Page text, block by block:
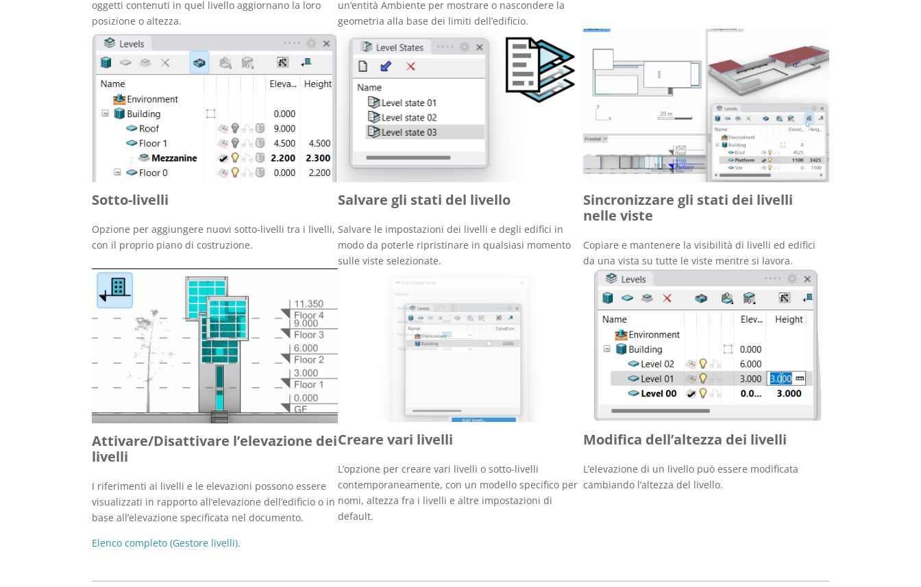
oggetti contenuti in quel livello aggiornano la loro
posizione o altezza.
un’entità Ambiente per mostrare o nascondere la
geometria alla base dei limiti dell’edificio.
Sotto-livelli
Opzione per aggiungere nuovi sotto-livelli tra i livelli,
con il proprio piano di costruzione.
Salvare gli stati del livello
Salvare le impostazioni dei livelli e degli edifici in
modo da poterle ripristinare in qualsiasi momento
sulle viste selezionate.
Sincronizzare gli stati dei livelli
nelle viste
Copiare e mantenere la visibilità di livelli ed edifici
da una vista su tutte le viste mentre si lavora.
Attivare/Disattivare l’elevazione dei
livelli
I riferimenti ai livelli e le elevazioni possono essere
visualizzati in rapporto all’elevazione dell’edificio o in
base all’elevazione specificata nel documento.
Creare vari livelli
L’opzione per creare vari livelli o sotto-livelli
contemporaneamente, con un modello specifico per
nomi, altezza fra i livelli e altre impostazioni di
default.
Modifica dell’altezza dei livelli
L’elevazione di un livello può essere modificata
cambiando l’altezza del livello.
Elenco completo (Gestore livelli).